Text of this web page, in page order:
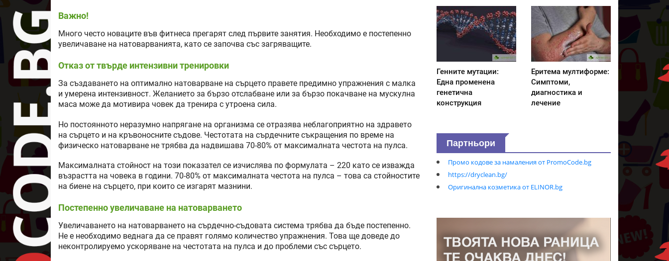
Важно!
Много често новаците във фитнеса прегарят след първите занятия. Необходимо е постепенно
увеличаване на натоварванията, като се започва със загряващите.
Отказ от твърде интензивни тренировки
За създаването на оптимално натоварване на сърцето правете предимно упражнения с малка
и умерена интензивност. Желанието за бързо отслабване или за бързо покачване на мускулна
маса може да мотивира човек да тренира с утроена сила.
Но постоянното неразумно напрягане на организма се отразява неблагоприятно на здравето
на сърцето и на кръвоносните съдове. Честотата на сърдечните съкращения по време на
физическо натоварване не трябва да надвишава 70-80% от максималната честота на пулса.
Максималната стойност на този показател се изчислява по формулата – 220 като се изважда
възрастта на човека в години. 70-80% от максималната честота на пулса – това са стойностите
на биене на сърцето, при които се изгарят мазнини.
Постепенно увеличаване на натоварването
Увеличаването на натоварването на сърдечно-съдовата система трябва да бъде постепенно.
Не е необходимо веднага да се правят голямо количество упражнения. Това ще доведе до
неконтролируемо ускоряване на честотата на пулса и до проблеми със сърцето.
Генните мутации:
Една променена
генетична
конструкция
Еритема мултиформе:
Симптоми,
диагностика и
лечение
Партньори
Промо кодове за намаления от PromoCode.bg
https://dryclean.bg/
Оригинална козметика от ELINOR.bg